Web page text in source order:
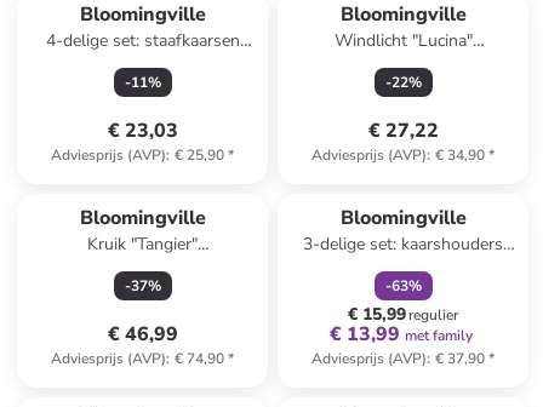
Bloomingville
4-delige set: staafkaarsen
"Frost" grijs - 4x 75 g
-11%
€ 23,03
Adviesprijs (AVP): € 25,90*
Bloomingville
Windlicht "Lucina"
zilverkleurig - (H)20 x Ø 11
cm
-22%
€ 27,22
Adviesprijs (AVP): € 34,90*
Bloomingville
Kruik "Tangier"
mintgroen/oranje - 2,14 l
-37%
€ 46,99
Adviesprijs (AVP): € 74,90*
Bloomingville
3-delige set: kaarshouders
"Betiel" beige/bruin - (H)10,5 x
Ø 6 cm
-63%
€ 15,99regulier
€ 13,99 met family
Adviesprijs (AVP): € 37,90*